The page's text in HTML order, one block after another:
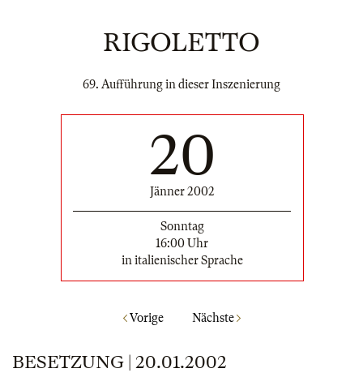
RIGOLETTO
69. Aufführung in dieser Inszenierung
20
Jänner 2002
Sonntag
16:00 Uhr
in italienischer Sprache
Vorige Nächste
BESETZUNG | 20.01.2002